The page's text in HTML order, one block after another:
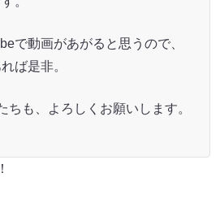
で動画があがると思うので、
ば是非。
ちも、よろしくお願いします。